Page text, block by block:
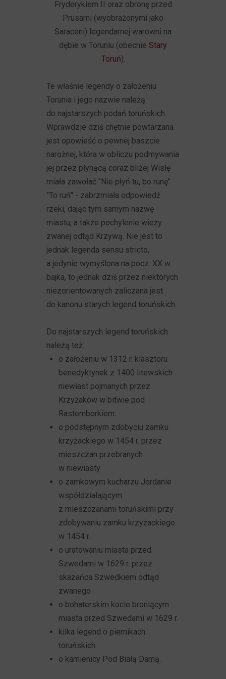
Fryderykiem II oraz obronę przed
Prusami (wyobrażonymi jako
Saraceni) legendarnej warowni na
dębie w Toruniu (obecnie Stary
Toruń).
Te właśnie legendy o założeniu
Torunia i jego nazwie należą
do najstarszych podań toruńskich.
Wprawdzie dziś chętnie powtarzana
jest opowieść o pewnej baszcie
narożnej, która w obliczu podmywania
jej przez płynącą coraz bliżej Wisłę
miała zawołać "Nie płyń tu, bo runę".
"To ruń" - zabrzmiała odpowiedź
rzeki, dając tym samym nazwę
miastu, a także pochylenie wieży
zwanej odtąd Krzywą. Nie jest to
jednak legenda sensu stricto,
a jedynie wymyślona na pocz. XX w.
bajka, to jednak dziś przez niektórych
niezorientowanych zaliczana jest
do kanonu starych legend toruńskich.
Do najstarszych legend toruńskich
należą też:
o założeniu w 1312 r. klasztoru
benedyktynek z 1400 litewskich
niewiast pojmanych przez
Krzyżaków w bitwie pod
Rastemborkiem
o podstępnym zdobyciu zamku
krzyżackiego w 1454 r. przez
mieszczan przebranych
w niewiasty
o zamkowym kucharzu Jordanie
współdziałającym
z mieszczanami toruńskimi przy
zdobywaniu zamku krzyżackiego
w 1454 r.
o uratowaniu miasta przed
Szwedami w 1629 r. przez
skazańca Szwedkiem odtąd
zwanego
o bohaterskim kocie broniącym
miasta przed Szwedami w 1629 r.
kilka legend o piernikach
toruńskich
o kamienicy Pod Białą Damą.